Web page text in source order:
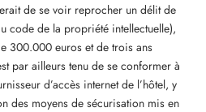
de se voir reprocher un délit de
code de la propriété intellectuelle),
300.000 euros et de trois ans
par ailleurs tenu de se conformer à
d’accès internet de l’hôtel, y
des moyens de sécurisation mis en